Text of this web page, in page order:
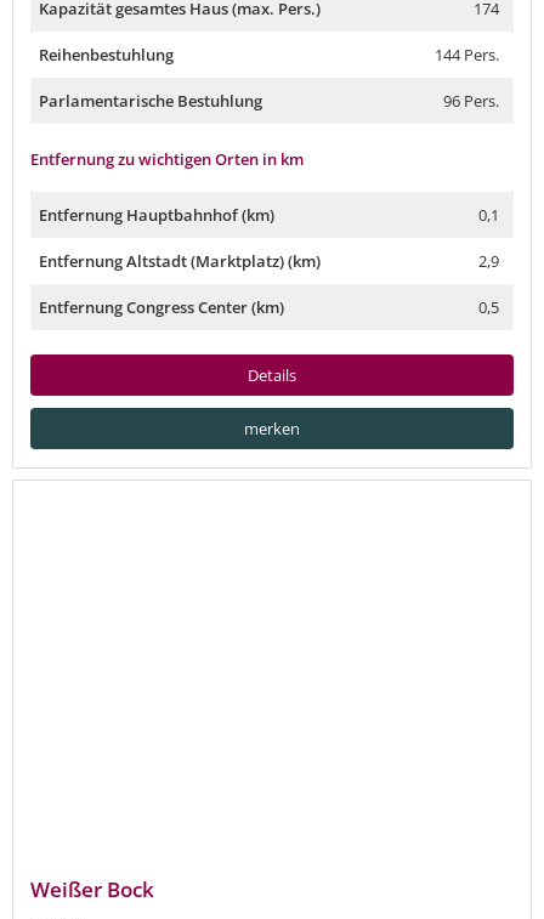
Kapazität gesamtes Haus (max. Pers.) 174
Reihenbestuhlung 144 Pers.
Parlamentarische Bestuhlung 96 Pers.
Entfernung zu wichtigen Orten in km
Entfernung Hauptbahnhof (km) 0,1
Entfernung Altstadt (Marktplatz) (km) 2,9
Entfernung Congress Center (km) 0,5
Details
merken
Weißer Bock